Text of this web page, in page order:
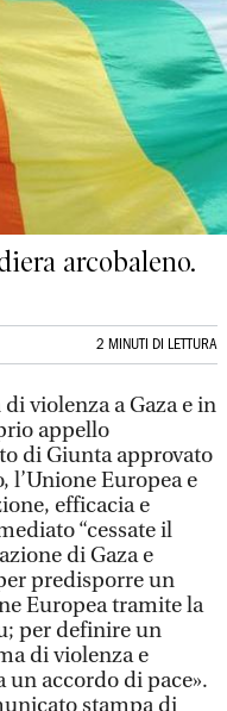
arcobaleno.
2 MINUTI DI LETTURA
violenza a Gaza e in
appello
di Giunta approvato
l’Unione Europea e
efficacia e
“cessate il
di Gaza e
predisporre un
Europea tramite la
per definire un
di violenza e
un accordo di pace».
stampa di